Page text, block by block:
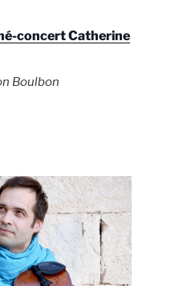
concert Catherine
Boulbon